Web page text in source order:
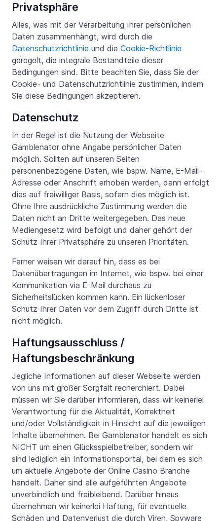
Privatsphäre
Alles, was mit der Verarbeitung Ihrer persönlichen
Daten zusammenhängt, wird durch die
Datenschutzrichtlinie und die Cookie-Richtlinie
geregelt, die integrale Bestandteile dieser
Bedingungen sind. Bitte beachten Sie, dass Sie der
Cookie- und Datenschutzrichtlinie zustimmen, indem
Sie diese Bedingungen akzeptieren.
Datenschutz
In der Regel ist die Nutzung der Webseite
Gamblenator ohne Angabe persönlicher Daten
möglich. Sollten auf unseren Seiten
personenbezogene Daten, wie bspw. Name, E-Mail-
Adresse oder Anschrift erhoben werden, dann erfolgt
dies auf freiwilliger Basis, sofern dies möglich ist.
Ohne Ihre ausdrückliche Zustimmung werden die
Daten nicht an Dritte weitergegeben. Das neue
Mediengesetz wird befolgt und daher gehört der
Schutz Ihrer Privatsphäre zu unseren Prioritäten.
Ferner weisen wir darauf hin, dass es bei
Datenübertragungen im Internet, wie bspw. bei einer
Kommunikation via E-Mail durchaus zu
Sicherheitslücken kommen kann. Ein lückenloser
Schutz Ihrer Daten vor dem Zugriff durch Dritte ist
nicht möglich.
Haftungsausschluss /
Haftungsbeschränkung
Jegliche Informationen auf dieser Webseite werden
von uns mit großer Sorgfalt recherchiert. Dabei
müssen wir Sie darüber informieren, dass wir keinerlei
Verantwortung für die Aktualität, Korrektheit
und/oder Vollständigkeit in Hinsicht auf die jeweiligen
Inhalte übernehmen. Bei Gamblenator handelt es sich
NICHT um einen Glücksspielbetreiber, sondern wir
sind lediglich ein Informationsportal, bei dem es sich
um aktuelle Angebote der Online Casino Branche
handelt. Daher sind alle aufgeführten Angebote
unverbindlich und freibleibend. Darüber hinaus
übernehmen wir keinerlei Haftung, für eventuelle
Schäden und Datenverlust die durch Viren, Spyware